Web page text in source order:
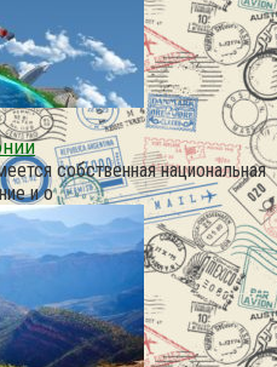
собственная национальная
и о